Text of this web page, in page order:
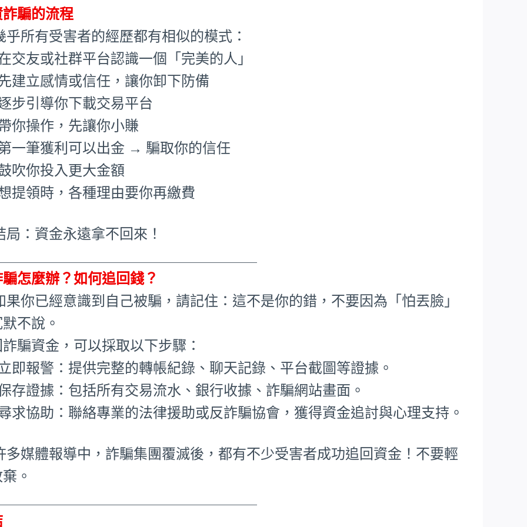
騙的流程
乎所有受害者的經歷都有相似的模式：
交友或社群平台認識一個「完美的人」
建立感情或信任，讓你卸下防備
步引導你下載交易平台
你操作，先讓你小賺
一筆獲利可以出金 → 騙取你的信任
吹你投入更大金額
提領時，各種理由要你再繳費
局：資金永遠拿不回來！
怎麼辦？如何追回錢？
果你已經意識到自己被騙，請記住：這不是你的錯，不要因為「怕丟臉」
不說。
騙資金，可以採取以下步驟：
即報警：提供完整的轉帳紀錄、聊天記錄、平台截圖等證據。
存證據：包括所有交易流水、銀行收據、詐騙網站畫面。
求協助：聯絡專業的法律援助或反詐騙協會，獲得資金追討與心理支持。
多媒體報導中，詐騙集團覆滅後，都有不少受害者成功追回資金！不要輕
。